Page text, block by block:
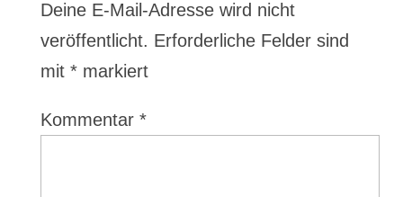
Deine E-Mail-Adresse wird nicht
veröffentlicht. Erforderliche Felder sind
mit *markiert
Kommentar *